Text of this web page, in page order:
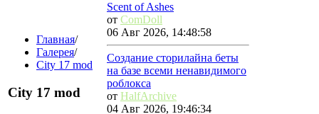
Главная/
Галерея/
City 17 mod
City 17 mod
Scent of Ashes
от ComDoll
06 Авг 2026, 14:48:58
Создание сторилайна беты
на базе всеми ненавидимого
роблокса
от HalfArchive
04 Авг 2026, 19:46:34